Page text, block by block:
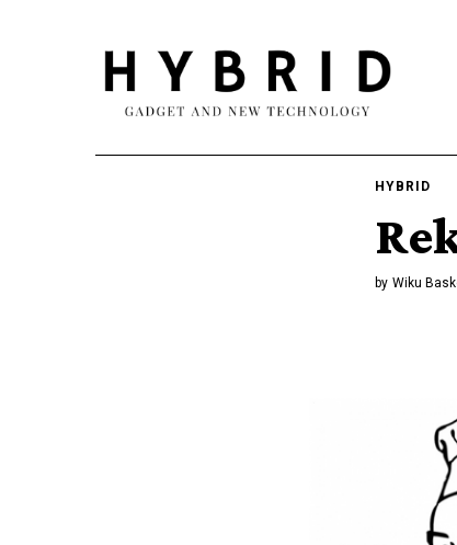
HYBRID
by Wiku